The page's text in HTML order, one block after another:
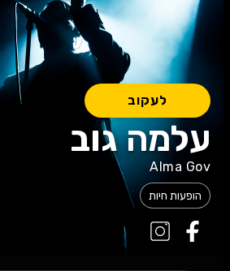
לעקוב
עלמה גוב
Alma Gov
הופעות חיות